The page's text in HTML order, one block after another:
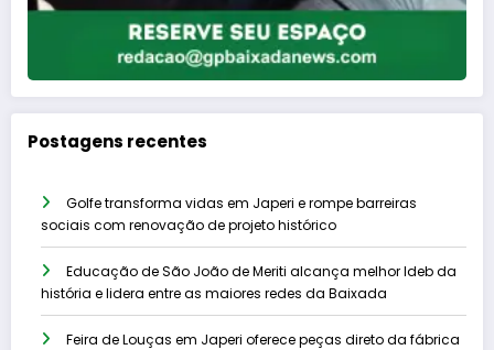
Postagens recentes
Golfe transforma vidas em Japeri e rompe barreiras
sociais com renovação de projeto histórico
Educação de São João de Meriti alcança melhor Ideb da
história e lidera entre as maiores redes da Baixada
Feira de Louças em Japeri oferece peças direto da fábrica